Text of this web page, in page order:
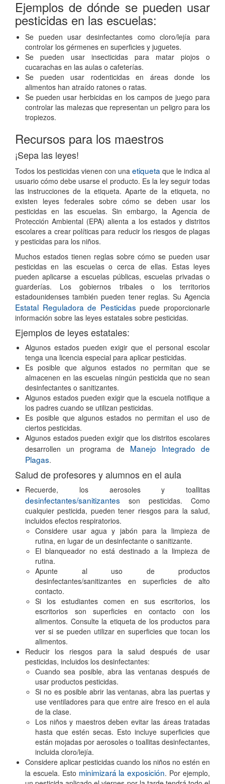
Ejemplos de dónde se pueden usar
pesticidas en las escuelas:
Se pueden usar desinfectantes como cloro/lejía para
controlar los gérmenes en superficies y juguetes.
Se pueden usar insecticidas para matar piojos o
cucarachas en las aulas o cafeterías.
Se pueden usar rodenticidas en áreas donde los
alimentos han atraído ratones o ratas.
Se pueden usar herbicidas en los campos de juego para
controlar las malezas que representan un peligro para los
tropiezos.
Recursos para los maestros
¡Sepa las leyes!
Todos los pesticidas vienen con una etiqueta que le indica al
usuario cómo debe usarse el producto. Es la ley seguir todas
las instrucciones de la etiqueta. Aparte de la etiqueta, no
existen leyes federales sobre cómo se deben usar los
pesticidas en las escuelas. Sin embargo, la Agencia de
Protección Ambiental (EPA) alienta a los estados y distritos
escolares a crear políticas para reducir los riesgos de plagas
y pesticidas para los niños.
Muchos estados tienen reglas sobre cómo se pueden usar
pesticidas en las escuelas o cerca de ellas. Estas leyes
pueden aplicarse a escuelas públicas, escuelas privadas o
guarderías. Los gobiernos tribales o los territorios
estadounidenses también pueden tener reglas. Su Agencia
Estatal Reguladora de Pesticidas puede proporcionarle
información sobre las leyes estatales sobre pesticidas.
Ejemplos de leyes estatales:
Algunos estados pueden exigir que el personal escolar
tenga una licencia especial para aplicar pesticidas.
Es posible que algunos estados no permitan que se
almacenen en las escuelas ningún pesticida que no sean
desinfectantes o sanitizantes.
Algunos estados pueden exigir que la escuela notifique a
los padres cuando se utilizan pesticidas.
Es posible que algunos estados no permitan el uso de
ciertos pesticidas.
Algunos estados pueden exigir que los distritos escolares
desarrollen un programa de Manejo Integrado de
Plagas.
Salud de profesores y alumnos en el aula
Recuerde, los aerosoles y toallitas
desinfectantes/sanitizantes son pesticidas. Como
cualquier pesticida, pueden tener riesgos para la salud,
incluidos efectos respiratorios.
Considere usar agua y jabón para la limpieza de
rutina, en lugar de un desinfectante o sanitizante.
El blanqueador no está destinado a la limpieza de
rutina.
Apunte al uso de productos
desinfectantes/sanitizantes en superficies de alto
contacto.
Si los estudiantes comen en sus escritorios, los
escritorios son superficies en contacto con los
alimentos. Consulte la etiqueta de los productos para
ver si se pueden utilizar en superficies que tocan los
alimentos.
Reducir los riesgos para la salud después de usar
pesticidas, incluidos los desinfectantes:
Cuando sea posible, abra las ventanas después de
usar productos pesticidas.
Si no es posible abrir las ventanas, abra las puertas y
use ventiladores para que entre aire fresco en el aula
de la clase.
Los niños y maestros deben evitar las áreas tratadas
hasta que estén secas. Esto incluye superficies que
están mojadas por aerosoles o toallitas desinfectantes,
incluida cloro/lejía.
Considere aplicar pesticidas cuando los niños no estén en
la escuela. Esto minimizará la exposición. Por ejemplo,